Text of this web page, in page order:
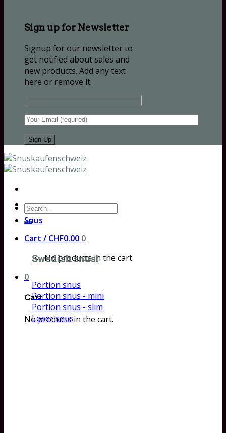
Sign up for Newsletter
Signup for our newsletter to
get notified about sales and
new products. Add any text
here or remove it.
Search
for:
Cart / CHF0.00 0
No products in the cart.
0
Cart
No products in the cart.
Snus
Swedish snus!
Portion snus
Portion snus - mini
Portion snus - slim
Loser snus